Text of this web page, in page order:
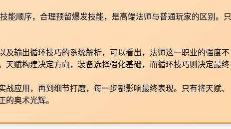
能顺序，合理预留爆发技能，是高端法师与普通玩家的区别。只
输出循环技巧的系统解析，可以看出，法师这一职业的强度不
赋构建决定方向，装备选择强化基础，而循环技巧则决定最终
应用，再到细节打磨，每一步都影响最终表现。只有将天赋、
的奥术光辉。